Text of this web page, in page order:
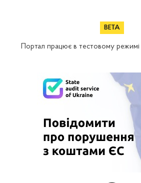
Портал працює в тестовому режимі